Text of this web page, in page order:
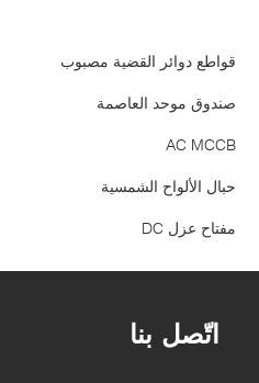
قواطع دوائر القضية مصبوب
صندوق موحد العاصمة
AC MCCB
حبال الألواح الشمسية
مفتاح عزل DC
اتّصل بنا